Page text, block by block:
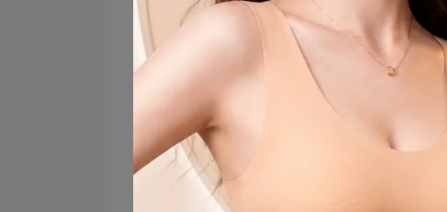
通勤穿搭
女生顯瘦穿搭
夏季顯瘦穿搭
微胖顯瘦穿搭
肉肉女穿搭